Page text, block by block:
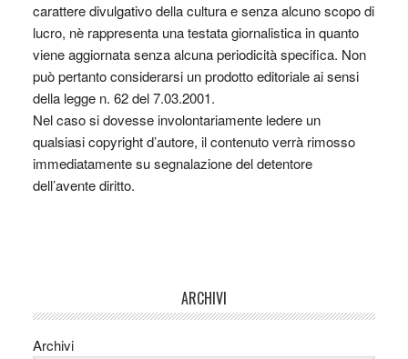
carattere divulgativo della cultura e senza alcuno scopo di
lucro, nè rappresenta una testata giornalistica in quanto
viene aggiornata senza alcuna periodicità specifica. Non
può pertanto considerarsi un prodotto editoriale ai sensi
della legge n. 62 del 7.03.2001.
Nel caso si dovesse involontariamente ledere un
qualsiasi copyright d’autore, il contenuto verrà rimosso
immediatamente su segnalazione del detentore
dell’avente diritto.
ARCHIVI
Archivi